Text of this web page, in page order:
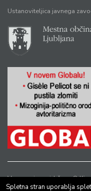
Ustanoviteljica javnega
Vse pravice pridržane ©
Spletna stran uporablja